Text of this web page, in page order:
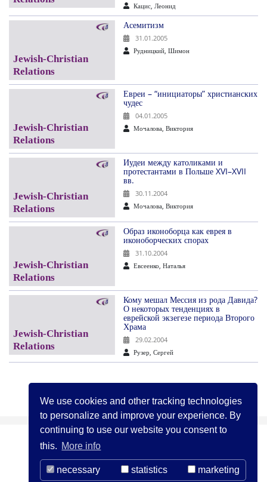
We use cookies and other tracking technologies
to personalize and improve your experience. By
continuing to use our website you consent to
this. More info
necessary statistics marketing
Кацис, Леонид
Асемитизм
31.01.2005
Рудницкий, Шимон
Евреи – “инициаторы” христианских
чудес
04.01.2005
Мочалова, Виктория
Иудеи между католиками и
протестантами в Польше XVI–XVII
вв.
30.11.2004
Мочалова, Виктория
Образ иконоборца как еврея в
иконоборческих спорах
31.10.2004
Евсеенко, Наталья
Кому мешал Мессия из рода Давида?
О некоторых тенденциях в
еврейской экзегезе периода Второго
Храма
29.02.2004
Рузер, Сергей